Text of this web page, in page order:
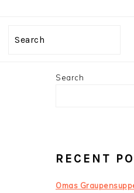
Search
PRIMARY
Search
RECENT
Omas